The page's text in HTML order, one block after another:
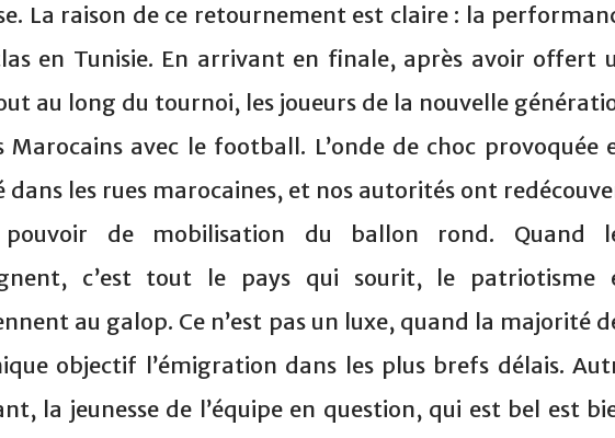
La raison de ce retournement est claire : la
en Tunisie. En arrivant en finale, après avoir offert
au long du tournoi, les joueurs de la nouvelle
Marocains avec le football. L’onde de choc provoquée
dans les rues marocaines, et nos autorités ont
pouvoir de mobilisation du ballon rond. Quand
c’est tout le pays qui sourit, le patriotisme
au galop. Ce n’est pas un luxe, quand la majorité
objectif l’émigration dans les plus brefs délais.
la jeunesse de l’équipe en question, qui est bel est